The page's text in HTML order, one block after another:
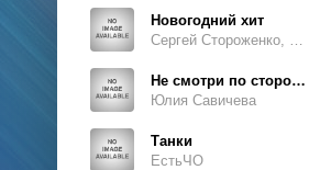
Новогодний хит
Не смотри по сторонам
Юлия Савичева
Танки
ЕстьЧО